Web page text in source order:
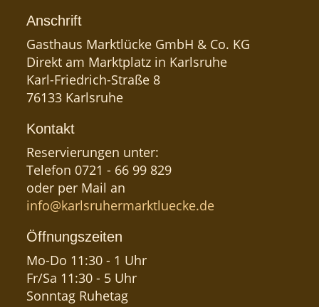
Anschrift
Gasthaus Marktlücke GmbH & Co. KG
Direkt am Marktplatz in Karlsruhe
Karl-Friedrich-Straße 8
76133 Karlsruhe
Kontakt
Reservierungen unter:
Telefon 0721 - 66 99 829
oder per Mail an
info@karlsruhermarktluecke.de
Öffnungszeiten
Mo-Do 11:30 - 1 Uhr
Fr/Sa 11:30 - 5 Uhr
Sonntag Ruhetag